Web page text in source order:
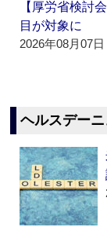
【厚労省検討
目が対象に
2026年08月07日
ヘルスデーニ